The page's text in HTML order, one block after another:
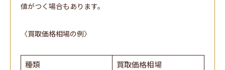
値がつく場合もあります。
〈買取価格相場の例〉
種類
買取価格相場